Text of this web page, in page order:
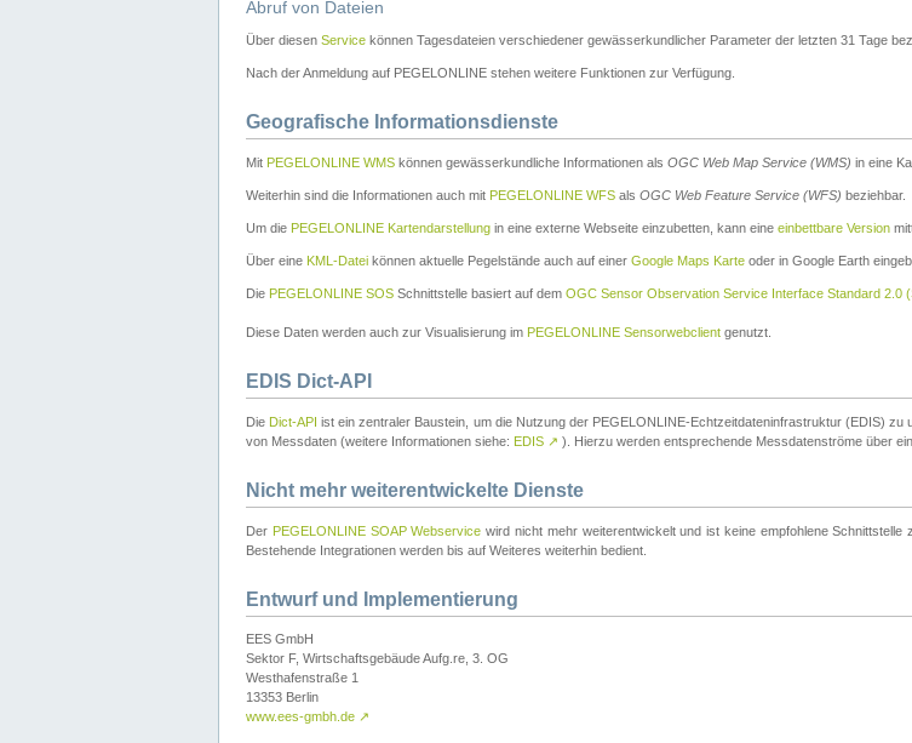
Abruf von Dateien
Über diesen Service können Tagesdateien verschiedener gewässerkundlicher Parameter der letzten 31 Tage
Nach der Anmeldung auf PEGELONLINE stehen weitere Funktionen zur Verfügung.
Geografische Informationsdienste
Mit PEGELONLINE WMS können gewässerkundliche Informationen als OGC Web Map Service (WMS) in eine
Weiterhin sind die Informationen auch mit PEGELONLINE WFS als OGC Web Feature Service (WFS) beziehbar.
Um die PEGELONLINE Kartendarstellung in eine externe Webseite einzubetten, kann eine einbettbare Version
Über eine KML-Datei können aktuelle Pegelstände auch auf einer Google Maps Karte oder in Google Earth
Die PEGELONLINE SOS Schnittstelle basiert auf dem OGC Sensor Observation Service Interface Standard 2.0
Diese Daten werden auch zur Visualisierung im PEGELONLINE Sensorwebclient genutzt.
EDIS Dict-API
Die Dict-API ist ein zentraler Baustein, um die Nutzung der PEGELONLINE-Echtzeitdateninfrastruktur (EDIS)
von Messdaten (weitere Informationen siehe: EDIS ↗ ). Hierzu werden entsprechende Messdatenströme über
Nicht mehr weiterentwickelte Dienste
Der PEGELONLINE SOAP Webservice wird nicht mehr weiterentwickelt und ist keine empfohlene
Bestehende Integrationen werden bis auf Weiteres weiterhin bedient.
Entwurf und Implementierung
EES GmbH
Sektor F, Wirtschaftsgebäude Aufg.re, 3. OG
Westhafenstraße 1
13353 Berlin
www.ees-gmbh.de ↗